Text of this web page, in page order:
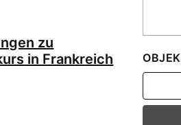
zu
in Frankreich